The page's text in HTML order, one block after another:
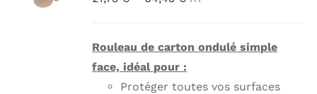
PRODUIT
VARIATIONS.Rouleau de carton ondulé simple
face, idéal pour :
Protéger toutes vos surfaces